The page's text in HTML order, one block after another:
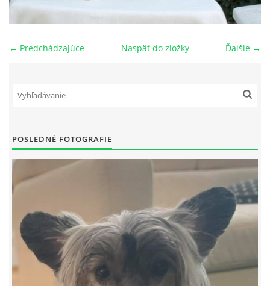
NAŠI PSI
Z TEÓRIE
KONTAKT
← Predchádzajúce Ďalšie →
Naspäť do zložky
POSLEDNÉ FOTOGRAFIE